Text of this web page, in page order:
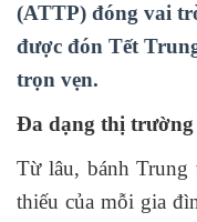
(ATTP) đóng vai
được đón Tết
trọn vẹn.
Đa dạng thị
Từ lâu, bánh
thiếu của mỗi gia